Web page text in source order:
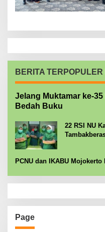
BERITA TERPOPULER
Jelang Muktamar ke-
Bedah Buku
22 RSI NU
PCNU dan IKABU
Page